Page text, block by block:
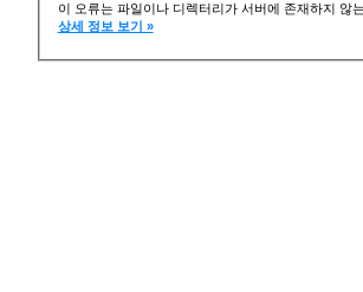
이 오류는 파일이나 디렉터리가 서버에 존재하지 않
상세 정보 보기 »